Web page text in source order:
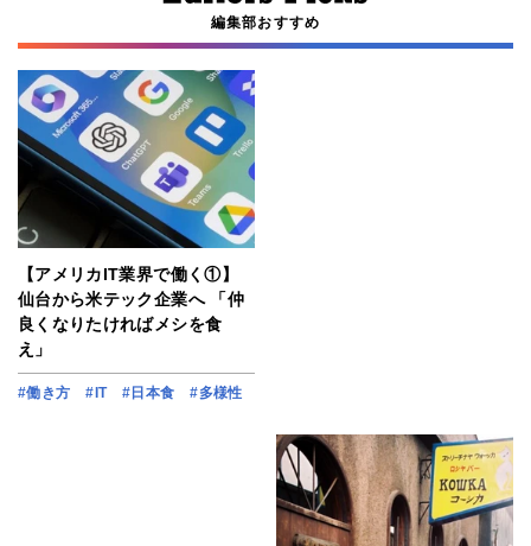
編集部おすすめ
【アメリカIT業界で働く①】
仙台から米テック企業へ 「仲
良くなりたければメシを食
え」
#働き方 #IT #日本食 #多様性